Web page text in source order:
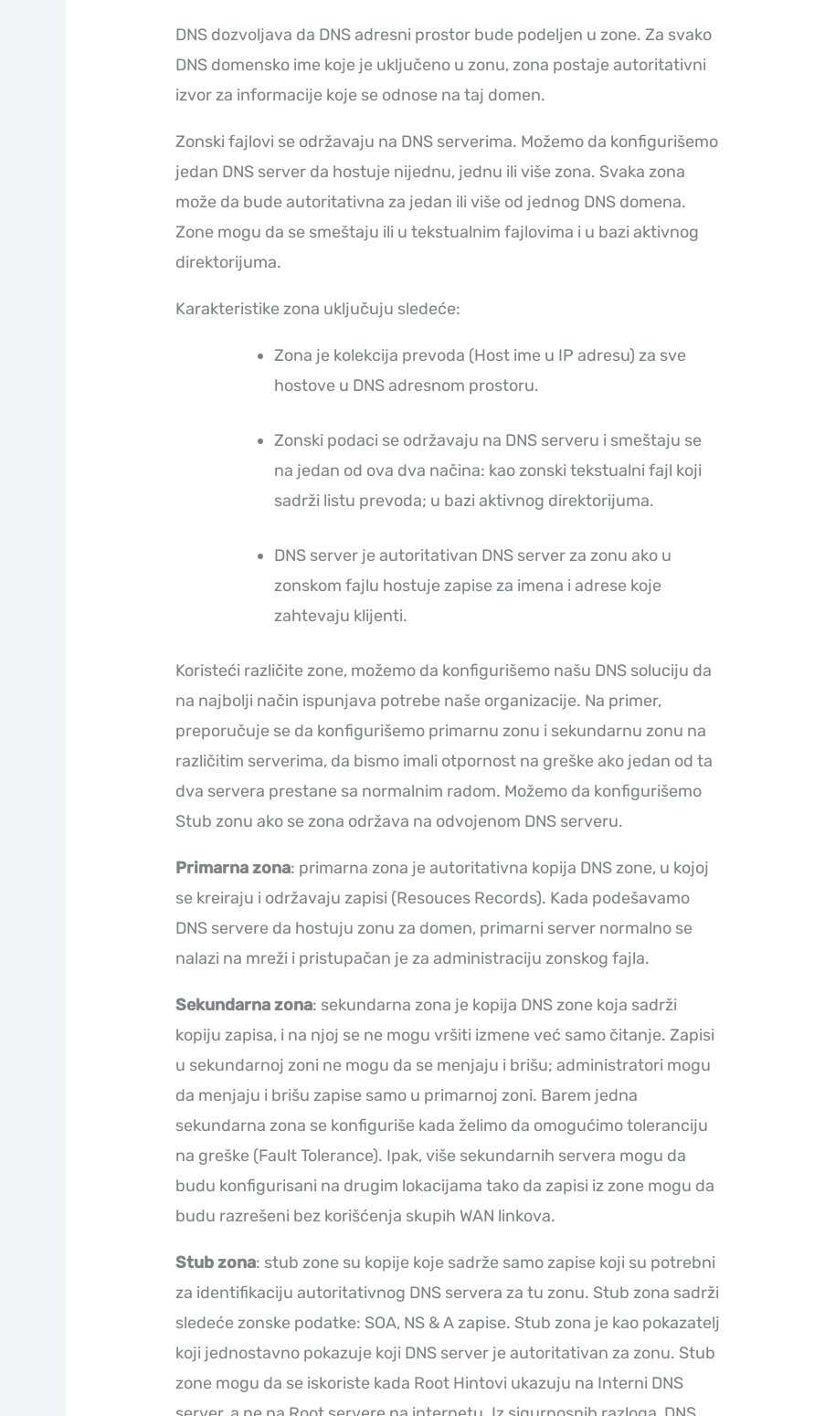
DNS dozvoljava da DNS adresni prostor bude podeljen u zone. Za svako
DNS domensko ime koje je uključeno u zonu, zona postaje autoritativni
izvor za informacije koje se odnose na taj domen.
Zonski fajlovi se održavaju na DNS serverima. Možemo da konfigurišemo
jedan DNS server da hostuje nijednu, jednu ili više zona. Svaka zona
može da bude autoritativna za jedan ili više od jednog DNS domena.
Zone mogu da se smeštaju ili u tekstualnim fajlovima i u bazi aktivnog
direktorijuma.
Karakteristike zona uključuju sledeće:
Zona je kolekcija prevoda (Host ime u IP adresu) za sve
hostove u DNS adresnom prostoru.
Zonski podaci se održavaju na DNS serveru i smeštaju se
na jedan od ova dva načina: kao zonski tekstualni fajl koji
sadrži listu prevoda; u bazi aktivnog direktorijuma.
DNS server je autoritativan DNS server za zonu ako u
zonskom fajlu hostuje zapise za imena i adrese koje
zahtevaju klijenti.
Koristeći različite zone, možemo da konfigurišemo našu DNS soluciju da
na najbolji način ispunjava potrebe naše organizacije. Na primer,
preporučuje se da konfigurišemo primarnu zonu i sekundarnu zonu na
različitim serverima, da bismo imali otpornost na greške ako jedan od ta
dva servera prestane sa normalnim radom. Možemo da konfigurišemo
Stub zonu ako se zona održava na odvojenom DNS serveru.
Primarna zona: primarna zona je autoritativna kopija DNS zone, u kojoj
se kreiraju i održavaju zapisi (Resouces Records). Kada podešavamo
DNS servere da hostuju zonu za domen, primarni server normalno se
nalazi na mreži i pristupačan je za administraciju zonskog fajla.
Sekundarna zona: sekundarna zona je kopija DNS zone koja sadrži
kopiju zapisa, i na njoj se ne mogu vršiti izmene već samo čitanje. Zapisi
u sekundarnoj zoni ne mogu da se menjaju i brišu; administratori mogu
da menjaju i brišu zapise samo u primarnoj zoni. Barem jedna
sekundarna zona se konfiguriše kada želimo da omogućimo toleranciju
na greške (Fault Tolerance). Ipak, više sekundarnih servera mogu da
budu konfigurisani na drugim lokacijama tako da zapisi iz zone mogu da
budu razrešeni bez korišćenja skupih WAN linkova.
Stub zona: stub zone su kopije koje sadrže samo zapise koji su potrebni
za identifikaciju autoritativnog DNS servera za tu zonu. Stub zona sadrži
sledeće zonske podatke: SOA, NS & A zapise. Stub zona je kao pokazatelj
koji jednostavno pokazuje koji DNS server je autoritativan za zonu. Stub
zone mogu da se iskoriste kada Root Hintovi ukazuju na Interni DNS